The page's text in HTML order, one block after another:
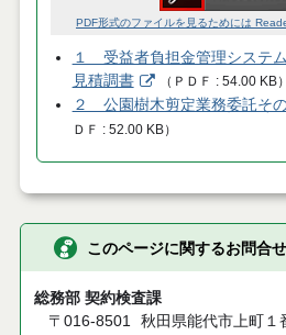
PDF形式のファイルを見るためには
１ 受益者負担金管理システ
見積調書
（ ＰＤＦ 54.00 KB）
２ 公園樹木剪定業務委託そ
ＤＦ
52.00 KB）
このページに関するお問合せ
総務部 契約検査課
〒016-8501 秋田県能代市上町１